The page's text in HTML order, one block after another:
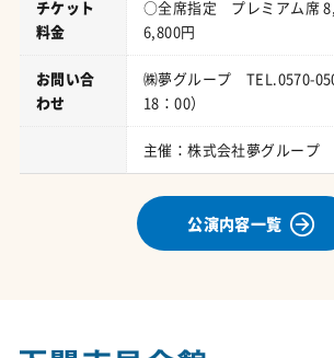
チケット
料金
○全席指定 プレミアム席
6,800円
お問い合
わせ
㈱夢グループ TEL.0570-
18：00）
主催：株式会社夢グループ
公演内容一覧